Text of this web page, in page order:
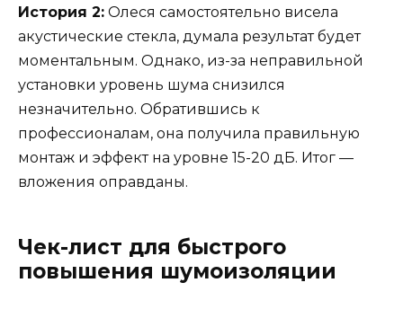
История 2: Олеся самостоятельно висела
акустические стекла, думала результат будет
моментальным. Однако, из-за неправильной
установки уровень шума снизился
незначительно. Обратившись к
профессионалам, она получила правильную
монтаж и эффект на уровне 15-20 дБ. Итог —
вложения оправданы.
Чек-лист для быстрого
повышения шумоизоляции